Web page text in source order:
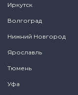
Иркутск
Волгоград
Нижний Новгород
Ярославль
Тюмень
Уфа